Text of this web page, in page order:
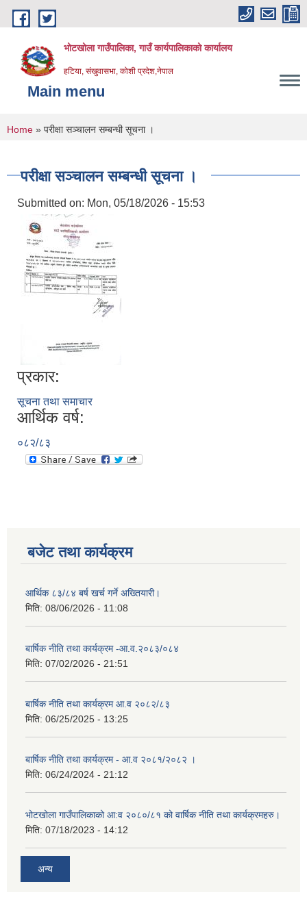
Skip to main content
भोटखोला गाउँपालिका, गाउँ कार्यपालिकाको कार्यालय
हटिया, संखुवासभा, कोशी प्रदेश,नेपाल
Main menu
You are here
Home » परीक्षा सञ्चालन सम्बन्धी सूचना ।
परीक्षा सञ्चालन सम्बन्धी सूचना ।
Submitted on: Mon, 05/18/2026 - 15:53
प्रकार:
सूचना तथा समाचार
आर्थिक वर्ष:
०८२/८३
बजेट तथा कार्यक्रम
आर्थिक ८३/८४ बर्ष खर्च गर्ने अख्तियारी।
मिति: 08/06/2026 - 11:08
बार्षिक नीति तथा कार्यक्रम -आ.व.२०८३/०८४
मिति: 07/02/2026 - 21:51
बार्षिक नीति तथा कार्यक्रम आ.व २०८२/८३
मिति: 06/25/2025 - 13:25
बार्षिक नीति तथा कार्यक्रम - आ.व २०८१/२०८२ ।
मिति: 06/24/2024 - 21:12
भोटखोला गाउँपालिकाको आ:व २०८०/८१ को वार्षिक नीति तथा कार्यक्रमहरु।
मिति: 07/18/2023 - 14:12
अन्य